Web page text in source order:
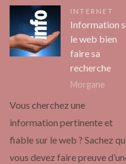
INTERNET
Information
le web bien
faire sa
recherche
Morgane
Vous cherchez une
information pertinente et
fiable sur le web ? Sachez
vous devez faire preuve